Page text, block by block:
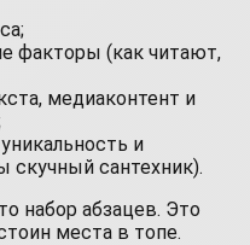
факторы (как читают,
медиаконтент и
и
скучный сантехник).
набор абзацев. Это
места в топе.